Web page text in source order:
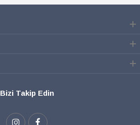
Bizi Takip Edin